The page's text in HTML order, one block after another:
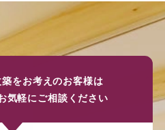
をお考えのお客様は
気軽にご相談ください